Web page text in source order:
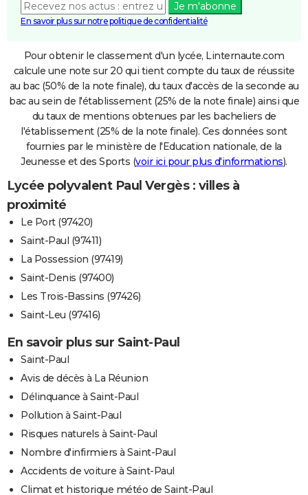
Je m'abonne
En savoir plus sur notre politique de confidentialité
Pour obtenir le classement d'un lycée, Linternaute.com
calcule une note sur 20 qui tient compte du taux de réussite
au bac (50% de la note finale), du taux d'accès de la seconde au
bac au sein de l'établissement (25% de la note finale) ainsi que
du taux de mentions obtenues par les bacheliers de
l'établissement (25% de la note finale). Ces données sont
fournies par le ministère de l'Education nationale, de la
Jeunesse et des Sports (voir ici pour plus d'informations).
Lycée polyvalent Paul Vergès : villes à
proximité
Le Port (97420)
Saint-Paul (97411)
La Possession (97419)
Saint-Denis (97400)
Les Trois-Bassins (97426)
Saint-Leu (97416)
En savoir plus sur Saint-Paul
Saint-Paul
Avis de décès à La Réunion
Délinquance à Saint-Paul
Pollution à Saint-Paul
Risques naturels à Saint-Paul
Nombre d'infirmiers à Saint-Paul
Accidents de voiture à Saint-Paul
Climat et historique météo de Saint-Paul